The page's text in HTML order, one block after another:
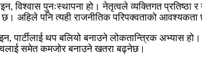
विश्वास पुनःस्थापना हो। नेतृत्वले व्यक्तिगत
छ। अहिले पनि त्यही राजनीतिक परिपक्वताको आवश्यकता
पार्टीलाई थप बलियो बनाउने लोकतान्त्रिक
समेत कमजोर बनाउने खतरा बढ्नेछ।